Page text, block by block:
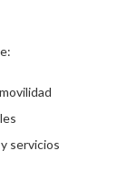
servicios